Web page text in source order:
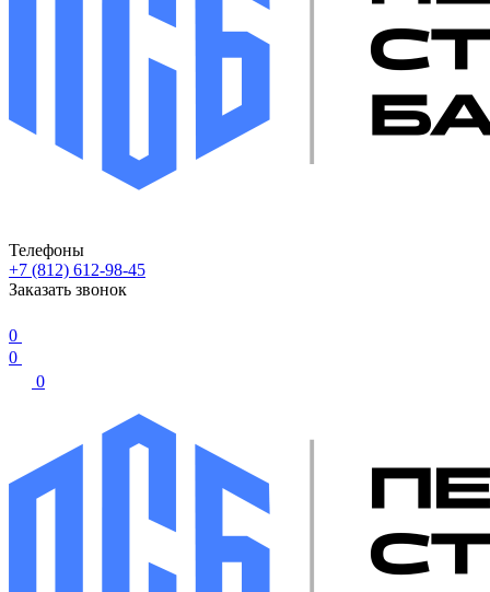
Телефоны
+7 (812) 612-98-45
Заказать звонок
0
0
0